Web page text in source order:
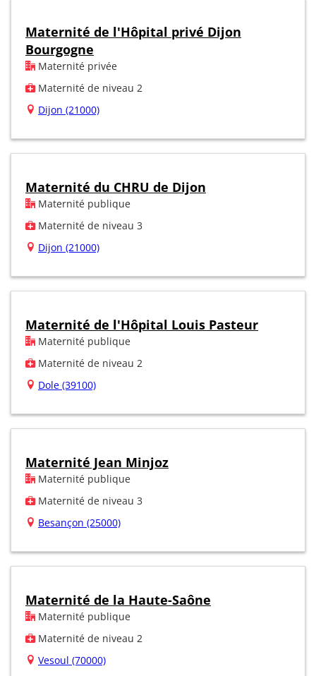
Maternité de l'Hôpital privé Dijon
Bourgogne
Maternité privée
Maternité de niveau 2
Dijon (21000)
Maternité du CHRU de Dijon
Maternité publique
Maternité de niveau 3
Dijon (21000)
Maternité de l'Hôpital Louis Pasteur
Maternité publique
Maternité de niveau 2
Dole (39100)
Maternité Jean Minjoz
Maternité publique
Maternité de niveau 3
Besançon (25000)
Maternité de la Haute-Saône
Maternité publique
Maternité de niveau 2
Vesoul (70000)